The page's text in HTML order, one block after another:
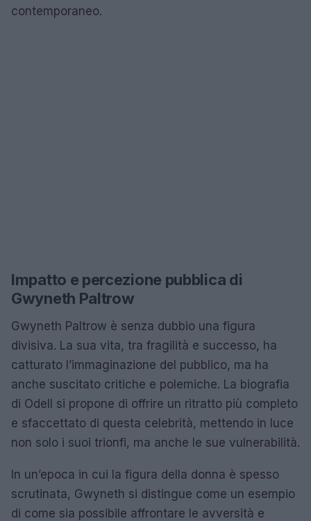
contemporaneo.
Impatto e percezione pubblica di
Gwyneth Paltrow
Gwyneth Paltrow è senza dubbio una figura
divisiva. La sua vita, tra fragilità e successo, ha
catturato l’immaginazione del pubblico, ma ha
anche suscitato critiche e polemiche. La biografia
di Odell si propone di offrire un ritratto più completo
e sfaccettato di questa celebrità, mettendo in luce
non solo i suoi trionfi, ma anche le sue vulnerabilità.
In un’epoca in cui la figura della donna è spesso
scrutinata, Gwyneth si distingue come un esempio
di come sia possibile affrontare le avversità e